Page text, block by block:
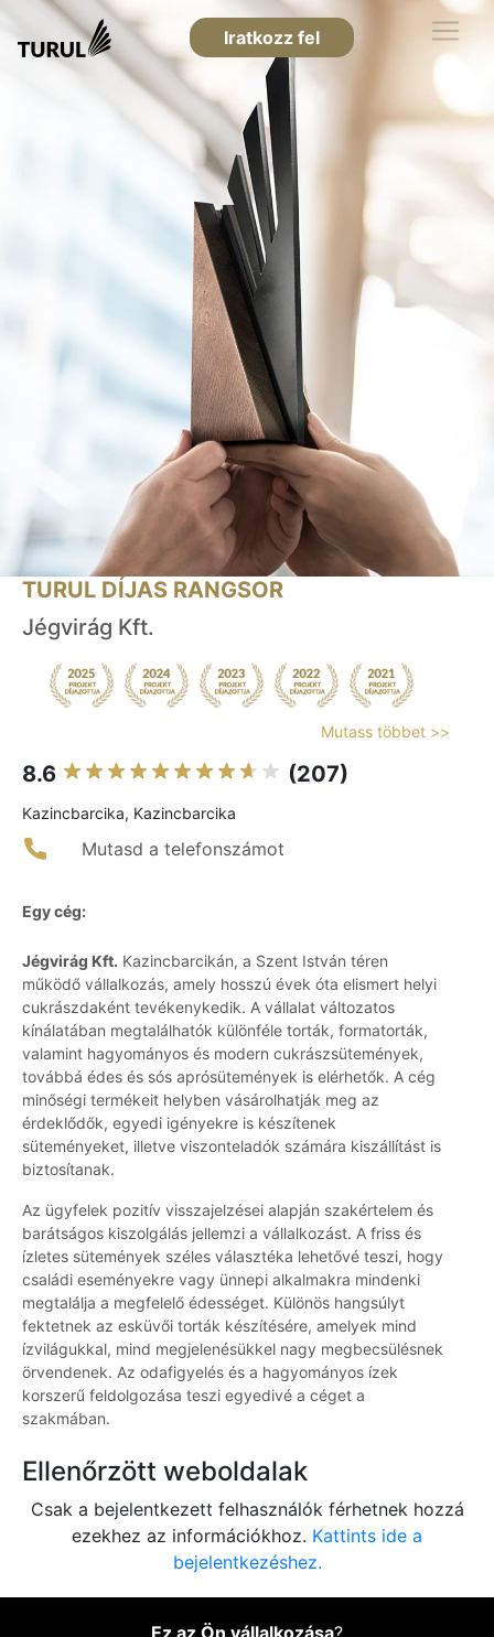
Iratkozz fel
TURUL DÍJAS RANGSOR
Jégvirág Kft.
Mutass többet >>
8.6 (207)
Kazincbarcika, Kazincbarcika
Mutasd a telefonszámot
Egy cég:
Jégvirág Kft. Kazincbarcikán, a Szent István téren
működő vállalkozás, amely hosszú évek óta elismert helyi
cukrászdaként tevékenykedik. A vállalat változatos
kínálatában megtalálhatók különféle torták, formatorták,
valamint hagyományos és modern cukrászsütemények,
továbbá édes és sós aprósütemények is elérhetők. A cég
minőségi termékeit helyben vásárolhatják meg az
érdeklődők, egyedi igényekre is készítenek
süteményeket, illetve viszonteladók számára kiszállítást is
biztosítanak.
Az ügyfelek pozitív visszajelzései alapján szakértelem és
barátságos kiszolgálás jellemzi a vállalkozást. A friss és
ízletes sütemények széles választéka lehetővé teszi, hogy
családi eseményekre vagy ünnepi alkalmakra mindenki
megtalálja a megfelelő édességet. Különös hangsúlyt
fektetnek az esküvői torták készítésére, amelyek mind
ízvilágukkal, mind megjelenésükkel nagy megbecsülésnek
örvendenek. Az odafigyelés és a hagyományos ízek
korszerű feldolgozása teszi egyedivé a céget a
szakmában.
Ellenőrzött weboldalak
Csak a bejelentkezett felhasználók férhetnek hozzá
ezekhez az információkhoz. Kattints ide a
bejelentkezéshez.